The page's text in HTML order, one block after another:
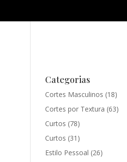
Categorias
Cortes Masculinos (18)
Cortes por Textura (63)
Curtos (78)
Curtos (31)
Estilo Pessoal (26)